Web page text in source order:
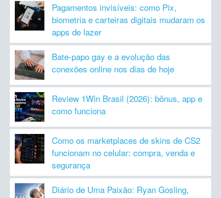
Pagamentos invisíveis: como Pix,
biometria e carteiras digitais mudaram os
apps de lazer
Bate-papo gay e a evolução das
conexões online nos dias de hoje
Review 1Win Brasil (2026): bônus, app e
como funciona
Como os marketplaces de skins de CS2
funcionam no celular: compra, venda e
segurança
Diário de Uma Paixão: Ryan Gosling,